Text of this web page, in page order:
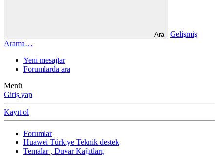
Ara
Gelişmiş
Arama…
Yeni mesajlar
Forumlarda ara
Menü
Giriş yap
Kayıt ol
Forumlar
Huawei Türkiye Teknik destek
Temalar , Duvar Kağıtları,